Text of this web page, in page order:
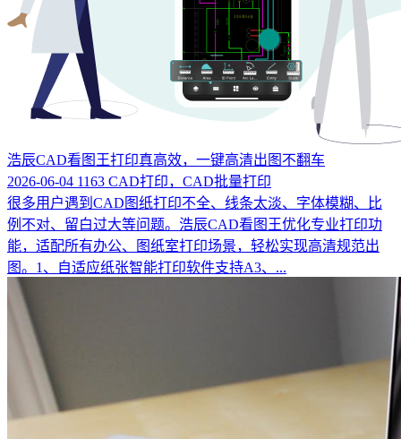
浩辰CAD看图王打印真高效，一键高清出图不翻车
2026-06-04 1163 CAD打印，CAD批量打印
很多用户遇到CAD图纸打印不全、线条太淡、字体模糊、比
例不对、留白过大等问题。浩辰CAD看图王优化专业打印功
能，适配所有办公、图纸室打印场景，轻松实现高清规范出
图。1、自适应纸张智能打印软件支持A3、...